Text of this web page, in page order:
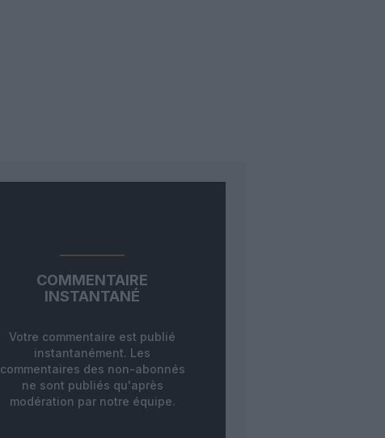
COMMENTAIRE
INSTANTANÉ
Votre commentaire est publié
instantanément. Les
commentaires des non-abonnés
ne sont publiés qu'après
modération par notre équipe.